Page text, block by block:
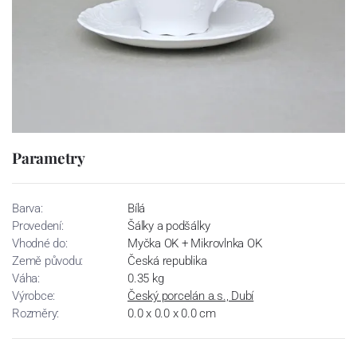
Parametry
Barva:
Bílá
Provedení:
Šálky a podšálky
Vhodné do:
Myčka OK + Mikrovlnka OK
Země původu:
Česká republika
Váha:
0.35 kg
Výrobce:
Český porcelán a.s., Dubí
Rozměry:
0.0 x 0.0 x 0.0 cm